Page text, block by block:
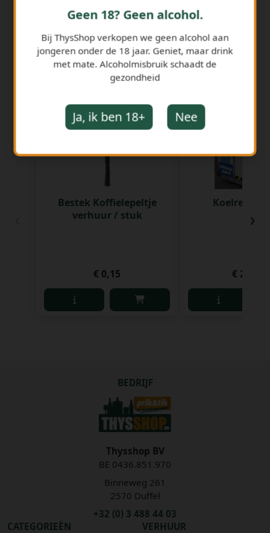
GERELATEERDE PRODUCTEN
Bestek Koffielepeltje
verhuur / stuk
€ 0,15 € 200,00
›
BEDRIJF
Thysshop BV
BE 0436.851.970
Binneweg 261
2570 Duffel
+32 (0) 3 488 44 03
CATEGORIEËN
VERHUUR
Geen 18? Geen alcohol.
Bij ThysShop verkopen we geen alcohol aan
jongeren onder de 18 jaar. Geniet, maar drink
met mate. Alcoholmisbruik schaadt de
gezondheid
Ja, ik ben 18+ Nee